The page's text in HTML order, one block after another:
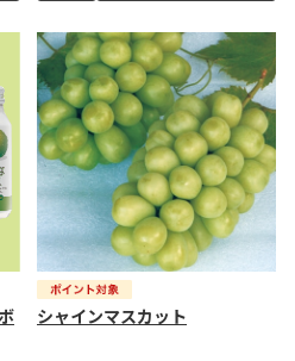
シャインマスカット